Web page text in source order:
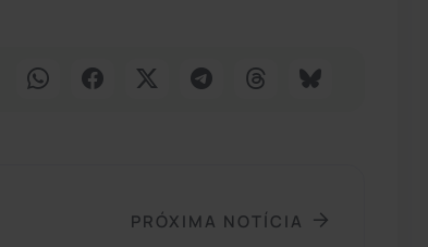
PRÓXIMA NOTÍCIA